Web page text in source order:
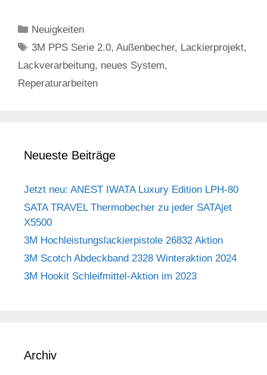
Kategorien
Neuigkeiten
Schlagwörter
3M PPS Serie 2.0,Außenbecher, Lackierprojekt,
Lackverarbeitung, neues System,
Reperaturarbeiten
Neueste Beiträge
Jetzt neu: ANEST IWATA Luxury Edition LPH-80
SATA TRAVEL Thermobecher zu jeder SATAjet
X5500
3M Hochleistungslackierpistole 26832 Aktion
3M Scotch Abdeckband 2328 Winteraktion 2024
3M Hookit Schleifmittel-Aktion im 2023
Archiv